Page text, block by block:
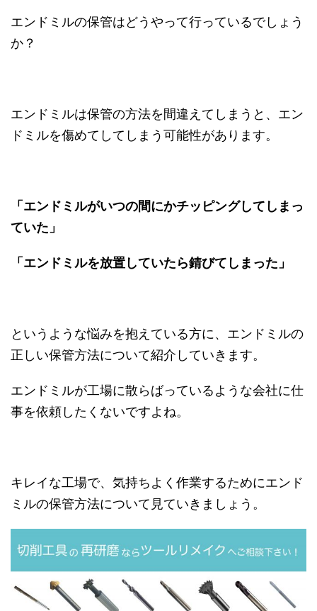
エンドミルの保管はどうやって行っているでしょう
か？
エンドミルは保管の方法を間違えてしまうと、エン
ドミルを傷めてしてしまう可能性があります。
「エンドミルがいつの間にかチッピングしてしまっ
ていた」
「エンドミルを放置していたら錆びてしまった」
というような悩みを抱えている方に、エンドミルの
正しい保管方法について紹介していきます。
エンドミルが工場に散らばっているような会社に仕
事を依頼したくないですよね。
キレイな工場で、気持ちよく作業するためにエンド
ミルの保管方法について見ていきましょう。